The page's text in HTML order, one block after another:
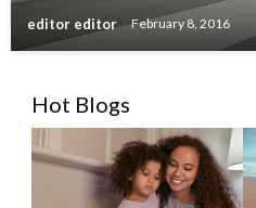
editor editor February 8, 2016
Hot Blogs